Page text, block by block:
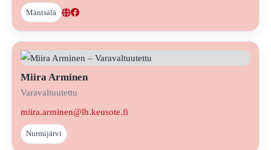
Mäntsälä
Miira Arminen
Varavaltuutettu
miira.arminen@lh.keusote.fi
Nurmijärvi